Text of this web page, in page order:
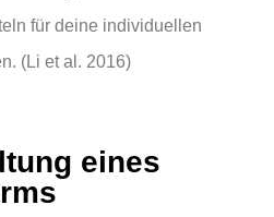
für deine individuellen
(Li et al. 2016)
eines